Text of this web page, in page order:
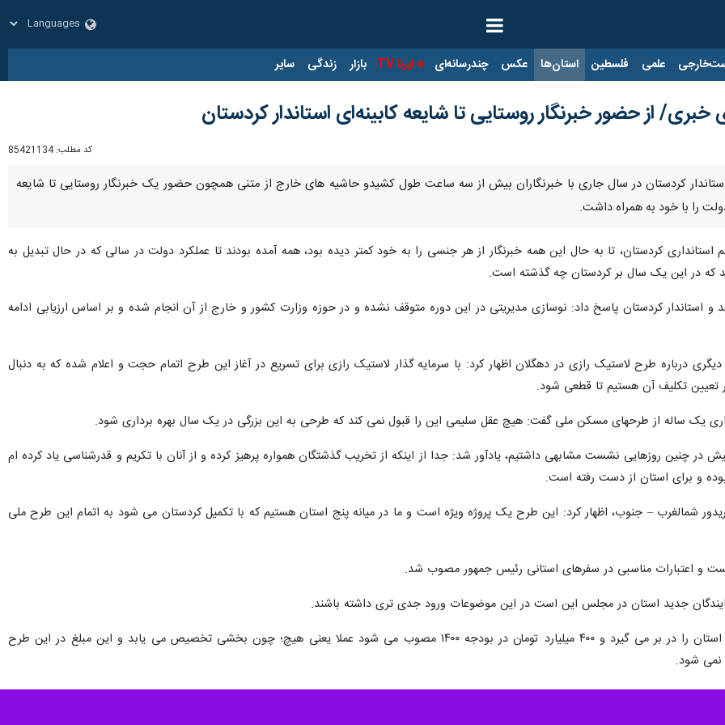
علمی فلسطین استان‌ها عکس چندرسانه‌ای ایرنا TV بازار زندگی سایر
از حضور خبرنگار روستایی تا شایعه کابینه‌ای استاندار کردستان
کد مطلب: 85421134